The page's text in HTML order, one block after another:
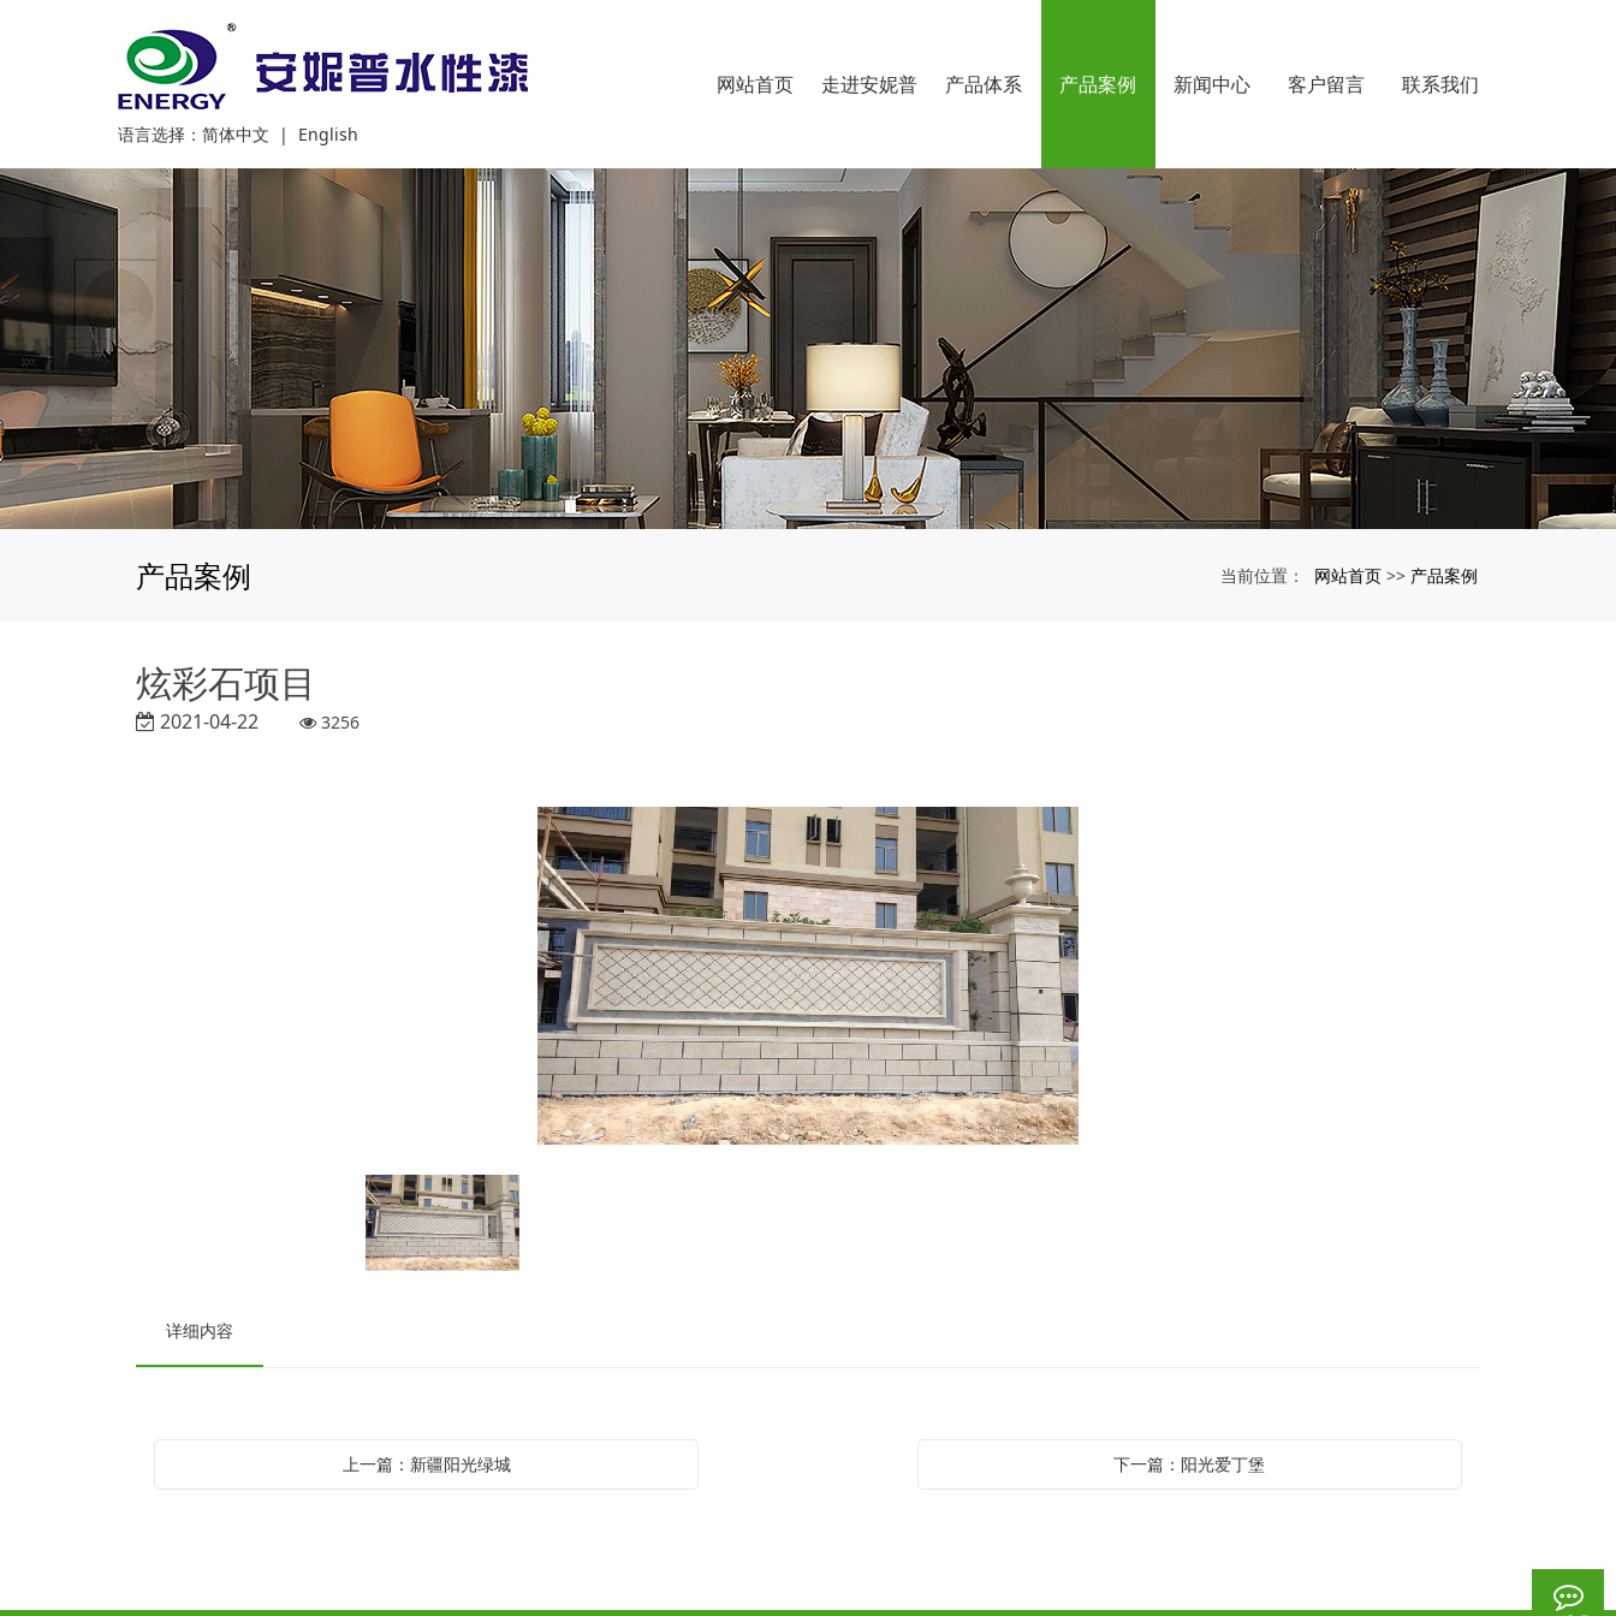
语言选择： 简体中文 | English
网站首页 走进安妮普 产品体系 产品案例 新闻中心 客户留言 联系我们
产品案例 当前位置： 网站首页 >> 产品案例
炫彩石项目
2021-04-22 3256
详细内容
上一篇：新疆阳光绿城 下一篇：阳光爱丁堡